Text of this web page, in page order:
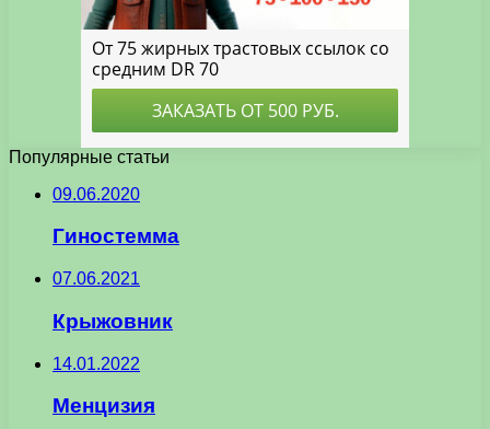
Популярные статьи
09.06.2020
Гиностемма
07.06.2021
Крыжовник
14.01.2022
Менцизия